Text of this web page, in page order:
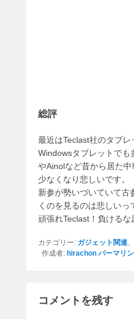
総評
最近はTeclast社のタブレ
Windowsタブレットでも
やAinolなど昔から居た
少なくなり悲しいです。
新参が勢いづいていて古
くのを見るのは悲しいっ
頑張れTeclast！負けるな
カテゴリー: ガジェット関連、
作成者: hirachon パーマリ
コメントを残す